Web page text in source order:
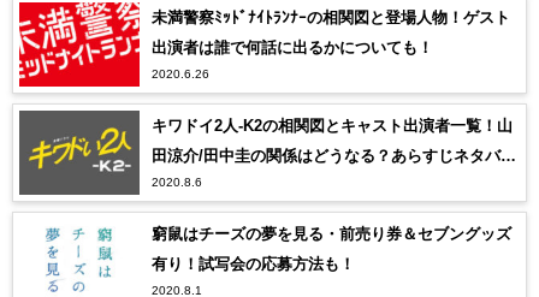
未満警察ﾐｯﾄﾞﾅｲﾄﾗﾝﾅｰの相関図と登場人物！ゲスト
出演者は誰で何話に出るかについても！
2020.6.26
キワドイ2人-K2の相関図とキャスト出演者一覧！山
田涼介/田中圭の関係はどうなる？あらすじネタバレ
も！！
2020.8.6
窮鼠はチーズの夢を見る・前売り券＆セブングッズ
有り！試写会の応募方法も！
2020.8.1